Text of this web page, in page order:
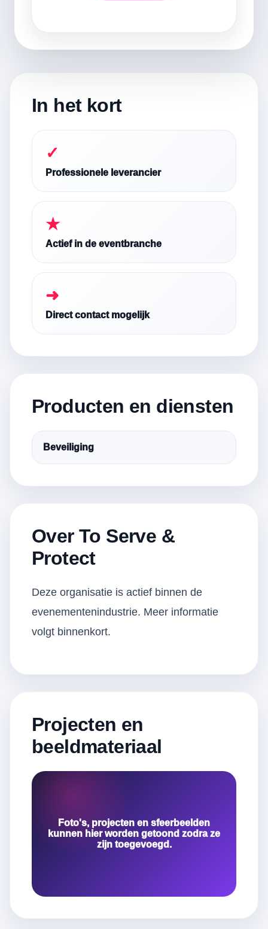
In het kort
✓
Professionele leverancier
★
Actief in de eventbranche
➜
Direct contact mogelijk
Producten en diensten
Beveiliging
Over To Serve &
Protect
Deze organisatie is actief binnen de
evenementenindustrie. Meer informatie
volgt binnenkort.
Projecten en
beeldmateriaal
Foto's, projecten en sfeerbeelden
kunnen hier worden getoond zodra ze
zijn toegevoegd.